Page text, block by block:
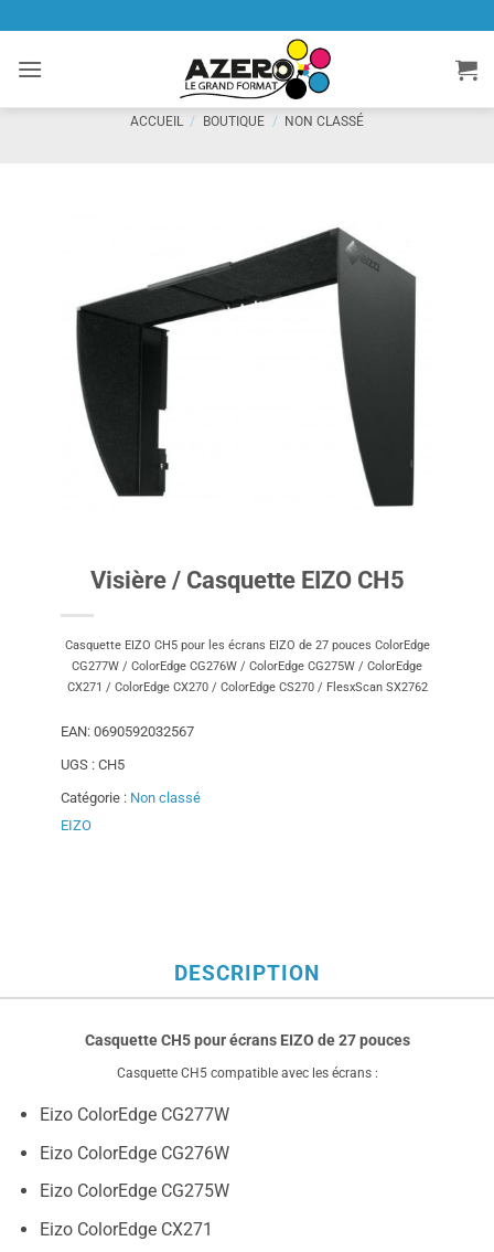
contenu
ACCUEIL / BOUTIQUE / NON CLASSÉ
Visière / Casquette EIZO CH5
Casquette EIZO CH5 pour les écrans EIZO de 27 pouces ColorEdge
CG277W / ColorEdge CG276W / ColorEdge CG275W / ColorEdge
CX271 / ColorEdge CX270 / ColorEdge CS270 / FlesxScan SX2762
EAN: 0690592032567
UGS : CH5
Catégorie : Non classé
EIZO
DESCRIPTION
Casquette CH5 pour écrans EIZO de 27 pouces
Casquette CH5 compatible avec les écrans :
Eizo ColorEdge CG277W
Eizo ColorEdge CG276W
Eizo ColorEdge CG275W
Eizo ColorEdge CX271